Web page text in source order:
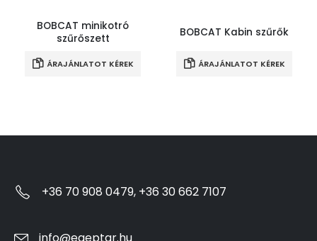
BOBCAT minikotró
szűrőszett
ÁRAJÁNLATOT KÉREK
BOBCAT Kabin szűrők
ÁRAJÁNLATOT KÉREK
+36 70 908 0479, +36 30 662 7107
info@egeptar.hu